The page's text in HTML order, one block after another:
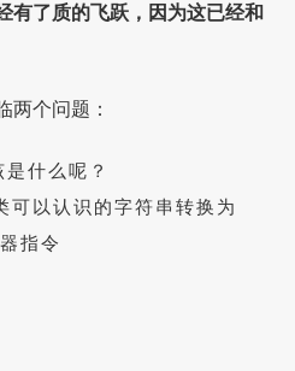
有了质的飞跃，因为这已经和
两个问题：
什么呢？
可以认识的字符串转换为
指令